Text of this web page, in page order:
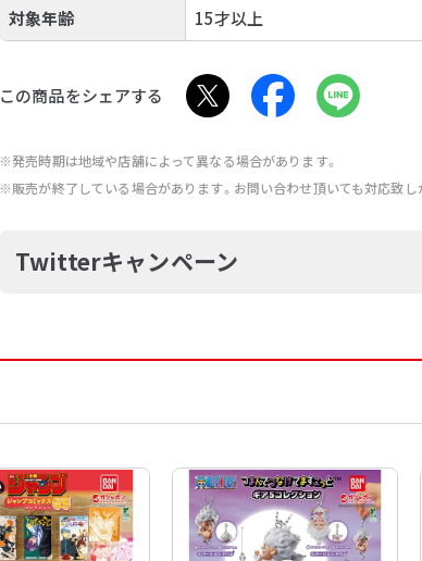
対象年齢 15才以上
この商品をシェアする
※発売時期は地域や店舗によって異なる場合があります。
※販売が終了している場合があります。お問い合わせ頂いても対応致し
Twitterキャンペーン